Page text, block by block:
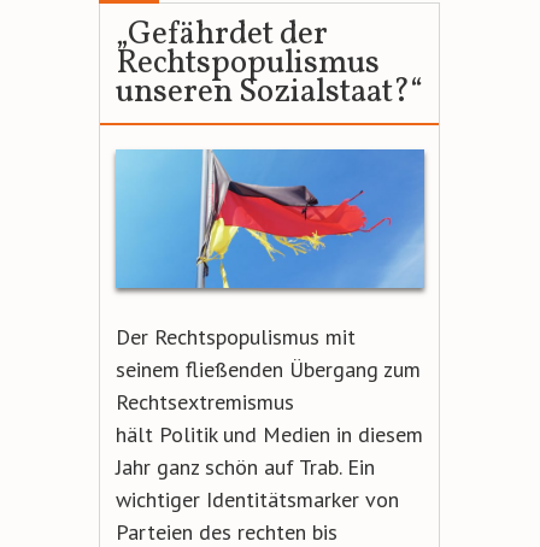
„Gefährdet der
Rechtspopulismus
unseren Sozialstaat?“
Der Rechtspopulismus mit
seinem fließenden Übergang zum
Rechtsextremismus
hält Politik und Medien in diesem
Jahr ganz schön auf Trab. Ein
wichtiger Identitätsmarker von
Parteien des rechten bis